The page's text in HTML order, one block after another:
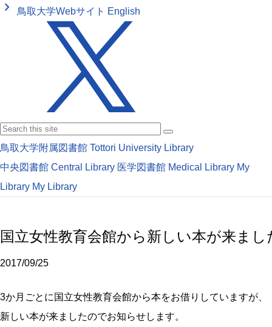
keyboard_arrow_right 鳥取大学Webサイト English
鳥取大学附属図書館 Tottori University Library
中央図書館 Central Library 医学図書館 Medical Library My
Library My Library
国立女性教育会館から新しい本が来まし
2017/09/25
3か月ごとに国立女性教育会館から本をお借りしていますが、
新しい本が来ましたのでお知らせします。